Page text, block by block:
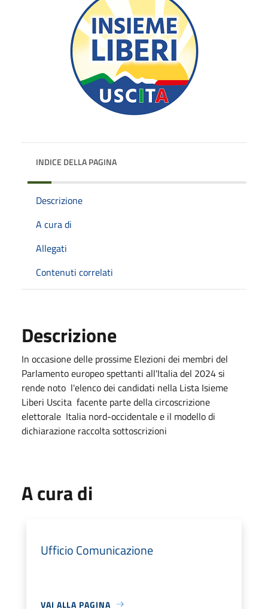
INDICE DELLA PAGINA
Descrizione
A cura di
Allegati
Contenuti correlati
Descrizione
In occasione delle prossime Elezioni dei membri del
Parlamento europeo spettanti all'Italia del 2024 si
rende noto l'elenco dei candidati nella Lista Isieme
Liberi Uscita facente parte della circoscrizione
elettorale Italia nord-occidentale e il modello di
dichiarazione raccolta sottoscrizioni
A cura di
Ufficio Comunicazione
VAI ALLA PAGINA